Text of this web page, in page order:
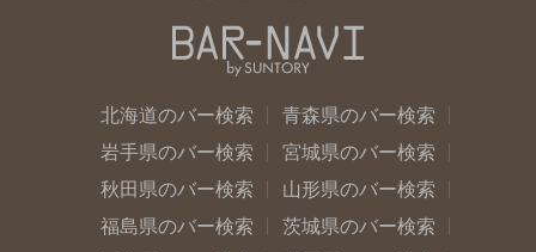
北海道のバー検索
青森県のバー検索
岩手県のバー検索
宮城県のバー検索
秋田県のバー検索
山形県のバー検索
福島県のバー検索
茨城県のバー検索